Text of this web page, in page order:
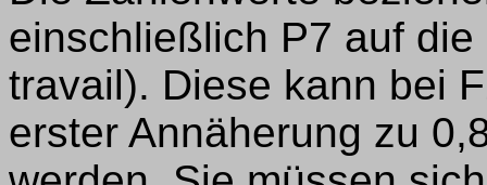
einschließlich P7 auf
travail). Diese kann bei
erster Annäherung zu